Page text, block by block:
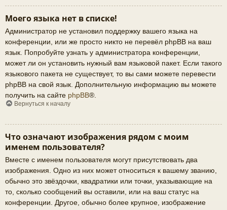
Моего языка нет в списке!
Администратор не установил поддержку вашего языка на
конференции, или же просто никто не перевёл phpBB на ваш
язык. Попробуйте узнать у администратора конференции,
может ли он установить нужный вам языковой пакет. Если такого
языкового пакета не существует, то вы сами можете перевести
phpBB на свой язык. Дополнительную информацию вы можете
получить на сайте phpBB®.
Вернуться к началу
Что означают изображения рядом с моим
именем пользователя?
Вместе с именем пользователя могут присутствовать два
изображения. Одно из них может относиться к вашему званию,
обычно это звёздочки, квадратики или точки, указывающие на
то, сколько сообщений вы оставили, или на ваш статус на
конференции. Другое, обычно более крупное, изображение